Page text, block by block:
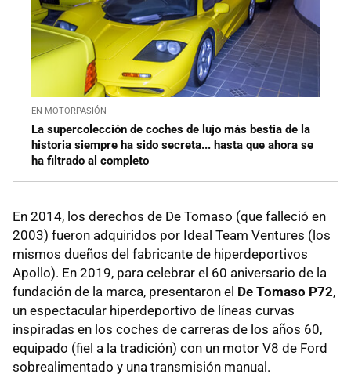
Maserati
EN MOTORPASIÓN
La supercolección de coches de lujo más bestia de la
historia siempre ha sido secreta... hasta que ahora se
ha filtrado al completo
En 2014, los derechos de De Tomaso (que falleció en
2003) fueron adquiridos por Ideal Team Ventures (los
mismos dueños del fabricante de hiperdeportivos
Apollo). En 2019, para celebrar el 60 aniversario de la
fundación de la marca, presentaron el De Tomaso P72,
un espectacular hiperdeportivo de líneas curvas
inspiradas en los coches de carreras de los años 60,
equipado (fiel a la tradición) con un motor V8 de Ford
sobrealimentado y una transmisión manual.